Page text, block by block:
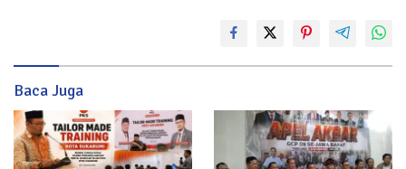
Baca Juga